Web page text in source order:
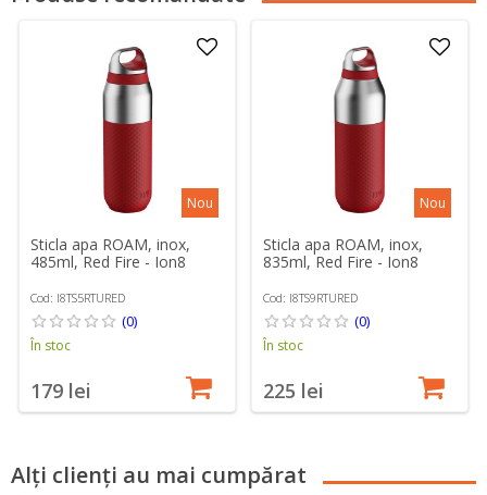
Nou
Sticla apa ROAM, inox,
485ml, Red Fire - Ion8
Cod: I8TS5RTURED
(0)
În stoc
179 lei
Nou
Sticla apa ROAM, inox,
835ml, Red Fire - Ion8
Cod: I8TS9RTURED
(0)
În stoc
225 lei
Alți clienți au mai cumpărat